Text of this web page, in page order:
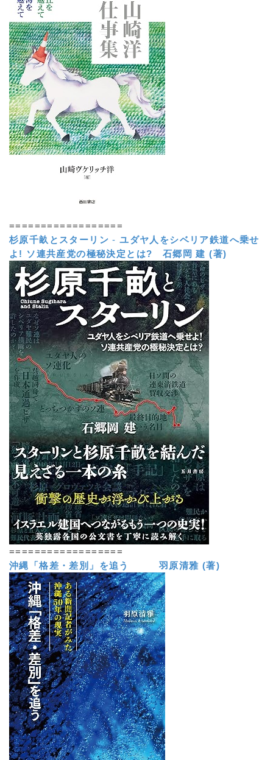
==================
杉原千畝とスターリン -ユダヤ人をシベリア鉄道へ乗せ
よ! ソ連共産党の極秘決定とは?
石郷岡 建 (著)
==================
沖縄「格差・差別」を追う 羽原清雅 (著)